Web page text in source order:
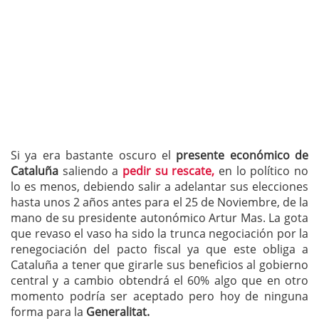
Si ya era bastante oscuro el presente económico de
Cataluña saliendo a pedir su rescate, en lo político no
lo es menos, debiendo salir a adelantar sus elecciones
hasta unos 2 años antes para el 25 de Noviembre, de la
mano de su presidente autonómico Artur Mas. La gota
que revaso el vaso ha sido la trunca negociación por la
renegociación del pacto fiscal ya que este obliga a
Cataluña a tener que girarle sus beneficios al gobierno
central y a cambio obtendrá el 60% algo que en otro
momento podría ser aceptado pero hoy de ninguna
forma para la Generalitat.